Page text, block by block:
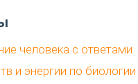
человека с ответами
и энергии по биологии